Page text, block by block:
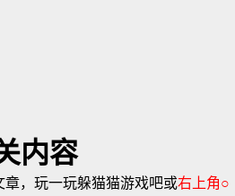
内容
，玩一玩躲猫猫游戏吧或右上角○